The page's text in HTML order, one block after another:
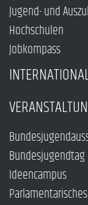
Jugend- und
Hochschulen
Jobkompass
Bundesjugendtag
Ideencampus